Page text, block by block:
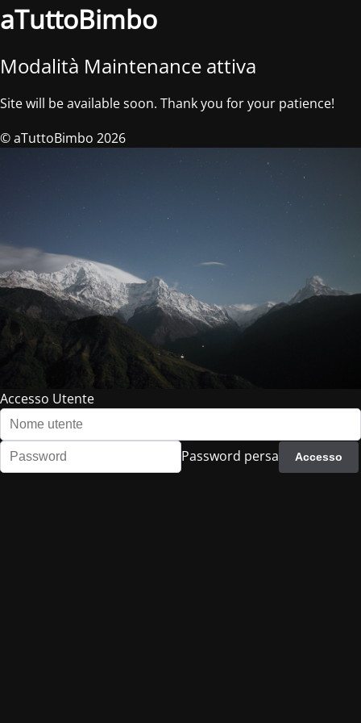
aTuttoBimbo
Modalità Maintenance attiva
Site will be available soon. Thank you for your patience!
© aTuttoBimbo 2026
Accesso Utente
Password persa